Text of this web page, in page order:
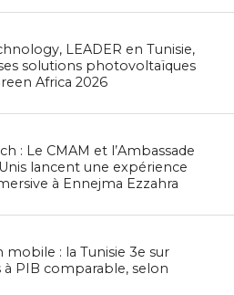
LEADER en Tunisie,
solutions photovoltaïques
Africa 2026
: Le CMAM et l’Ambassade
lancent une expérience
à Ennejma Ezzahra
mobile : la Tunisie 3e sur
à PIB comparable, selon